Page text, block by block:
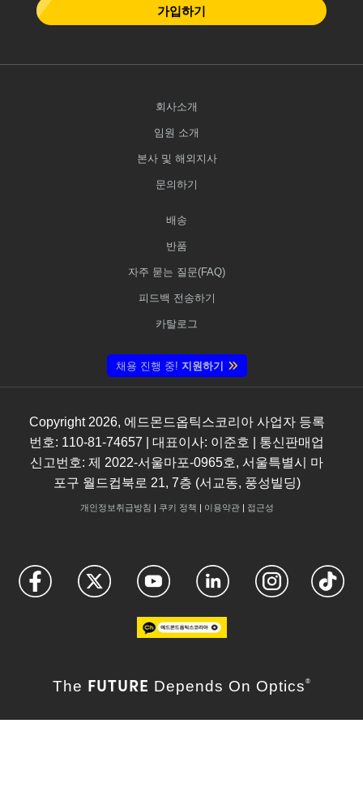
가입하기
회사소개
임원 소개
본사 및 해외지사
문의하기
배송
반품
자주 묻는 질문(FAQ)
피드백 전송하기
카탈로그
채용 진행 중! 지원하기
Copyright 2026, 에드몬드옵틱스코리아 사업자 등록
번호: 110-81-74657 | 대표이사: 이준호 | 통신판매업
신고번호: 제 2022-서울마포-0965호, 서울특별시 마
포구 월드컵북로 21, 7층 (서교동, 풍성빌딩)
개인정보취급방침 | 쿠키 정책 | 이용약관| 접근성
The FUTURE Depends On Optics ®